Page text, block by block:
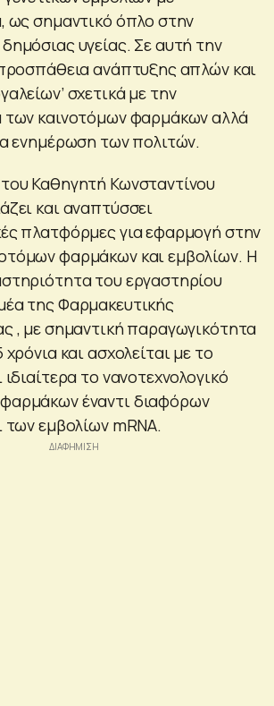
ως σημαντικό όπλο στην
υγείας. Σε αυτή την
προσπάθεια ανάπτυξης απλών και
σχετικά με την
των καινοτόμων φαρμάκων αλλά
ενημέρωση των πολιτών.
Καθηγητή Κωνσταντίνου
και αναπτύσσει
πλατφόρμες για εφαρμογή στην
φαρμάκων και εμβολίων. Η
του εργαστηρίου
της Φαρμακευτικής
, με σημαντική παραγωγικότητα
και ασχολείται με το
ιδιαίτερα το νανοτεχνολογικό
έναντι διαφόρων
εμβολίων mRNA.